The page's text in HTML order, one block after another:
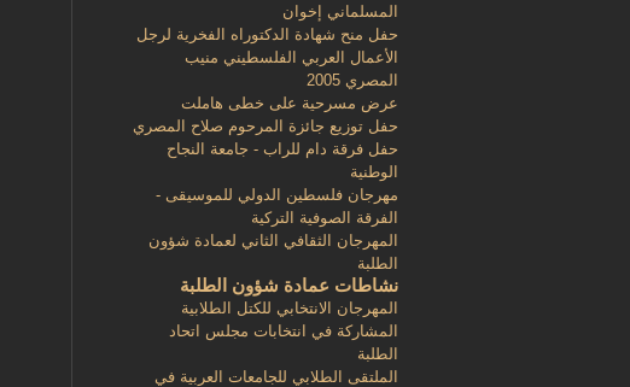
المسلماني إخوان
حفل منح شهادة الدكتوراه الفخرية لرجل
الأعمال العربي الفلسطيني منيب
المصري 2005
عرض مسرحية على خطى هاملت
حفل توزيع جائزة المرحوم صلاح المصري
حفل فرقة دام للراب - جامعة النجاح
الوطنية
مهرجان فلسطين الدولي للموسيقى -
الفرقة الصوفية التركية
المهرجان الثقافي الثاني لعمادة شؤون
الطلبة
نشاطات عمادة شؤون الطلبة
المهرجان الانتخابي للكتل الطلابية
المشاركة في انتخابات مجلس اتحاد
الطلبة
الملتقى الطلابي للجامعات العربية في